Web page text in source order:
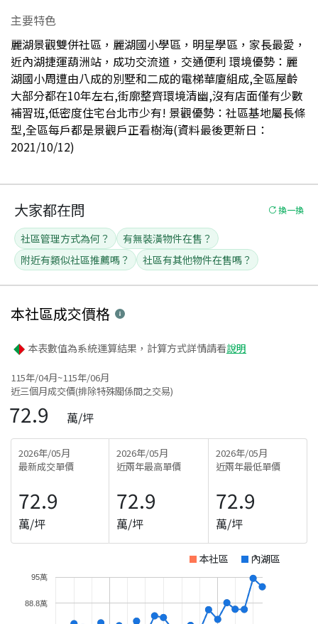
主要特色
麗湖景觀雙併社區，麗湖國小學區，明星學區，家長最愛，
近內湖捷運葫洲站，成功交流道，交通便利 環境優勢：麗
湖國小周遭由八成的別墅和二成的電梯華廈組成,全區屋齡
大部分都在10年左右,街廓整齊環境清幽,沒有店面僅有少數
補習班,低密度住宅台北市少有! 景觀優勢：社區基地屬長條
型,全區每戶都是景觀戶正看樹海(資料最後更新日：
2021/10/12)
大家都在問 換一換
社區管理方式為何？
有無裝潢物件在售？
附近有類似社區推薦嗎？
社區有其他物件在售嗎？
本社區成交價格
本表數值為系統運算結果，計算方式詳情請看說明
115年/04月~115年/06月
近三個月成交價(排除特殊關係間之交易)
72.9 萬/坪
2026年/05月
最新成交單價
72.9
萬/坪
2026年/05月
近兩年最高單價
72.9
萬/坪
2026年/05月
近兩年最低單價
72.9
萬/坪
本社區 內湖區
88.8萬
95萬